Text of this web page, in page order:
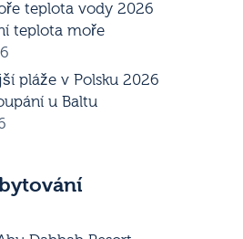
teplota vody 2026
teplota moře
pláže v Polsku 2026
u Baltu